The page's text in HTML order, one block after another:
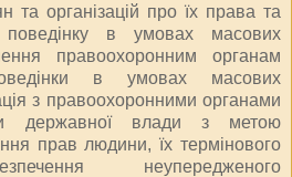
та організацій про їх права та
поведінку в умовах масових
правоохоронним органам
в умовах масових
з правоохоронними органами
державної влади з метою
прав людини, їх термінового
неупередженого